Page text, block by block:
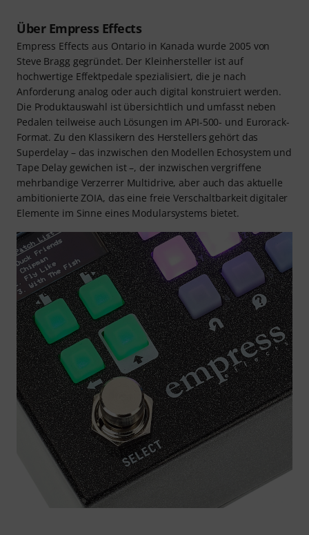
Über Empress Effects
Empress Effects aus Ontario in Kanada wurde 2005 von
Steve Bragg gegründet. Der Kleinhersteller ist auf
hochwertige Effektpedale spezialisiert, die je nach
Anforderung analog oder auch digital konstruiert werden.
Die Produktauswahl ist übersichtlich und umfasst neben
Pedalen teilweise auch Lösungen im API-500- und Eurorack-
Format. Zu den Klassikern des Herstellers gehört das
Superdelay – das inzwischen den Modellen Echosystem und
Tape Delay gewichen ist –, der inzwischen vergriffene
mehrbandige Verzerrer Multidrive, aber auch das aktuelle
ambitionierte ZOIA, das eine freie Verschaltbarkeit digitaler
Elemente im Sinne eines Modularsystems bietet.